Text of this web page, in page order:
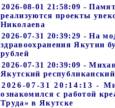
2026-08-01 21:58:09 -
реализуются проекты
Николаева
2026-07-31 20:39:29 - На
здравоохранения Якутии
рублей
2026-07-31 20:39:09 -
Якутский
2026-07-31 20:14:13 -
ознакомился с работой
Труда» в Якутске